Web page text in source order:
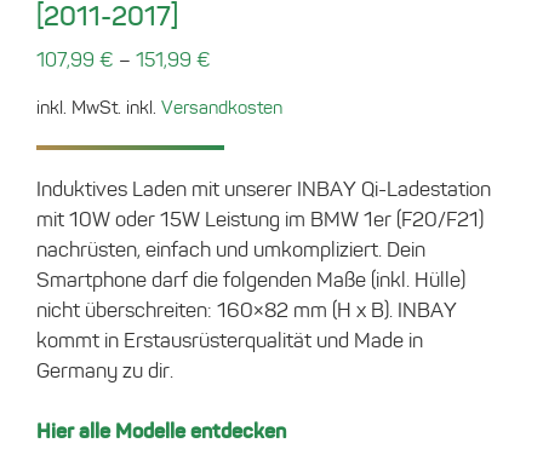
[2011-2017]
107,99 € – 151,99 €
inkl. MwSt. inkl. Versandkosten
Induktives Laden mit unserer INBAY Qi-Ladestation
mit 10W oder 15W Leistung im BMW 1er (F20/F21)
nachrüsten, einfach und umkompliziert. Dein
Smartphone darf die folgenden Maße (inkl. Hülle)
nicht überschreiten: 160×82 mm (H x B). INBAY
kommt in Erstausrüsterqualität und Made in
Germany zu dir.
Hier alle Modelle entdecken